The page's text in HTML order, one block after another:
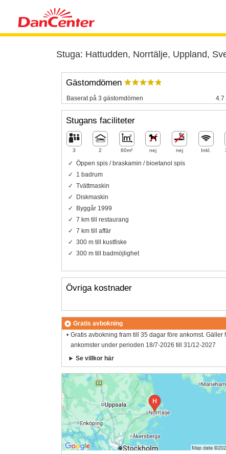
Stuga: Hattudden, Norrtälje, Uppland,
Gästomdömen
Baserat på 3 gästomdömen 4.7
Stugans faciliteter
3 2 60m² nej nej Inkl.
Öppen spis / braskamin / bioetanol spis
1 badrum
Tvättmaskin
Diskmaskin
Byggår 1999
7 km till restaurang
7 km till affär
300 m till kustfiske
300 m till badmöjlighet
Övriga kostnader
Gratis avbokning
Gratis avbokning fram till 35 dagar före ankomst. Gäller
ankomster under perioden 18/7-2026 till 31/12-2027
Se villkor här